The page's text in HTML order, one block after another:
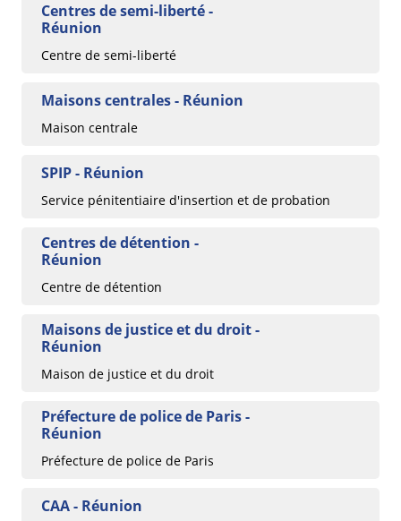
Centres de semi-liberté -
Réunion
Centre de semi-liberté
Maisons centrales - Réunion
Maison centrale
SPIP - Réunion
Service pénitentiaire d'insertion et de probation
Centres de détention -
Réunion
Centre de détention
Maisons de justice et du droit -
Réunion
Maison de justice et du droit
Préfecture de police de Paris -
Réunion
Préfecture de police de Paris
CAA - Réunion